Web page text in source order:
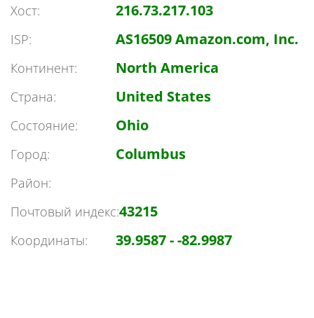
Хост: 216.73.217.103
ISP: AS16509 Amazon.com, Inc.
Континент: North America
Страна: United States
Состояние: Ohio
Город: Columbus
Район:
Почтовый индекс:43215
Координаты: 39.9587 - -82.9987